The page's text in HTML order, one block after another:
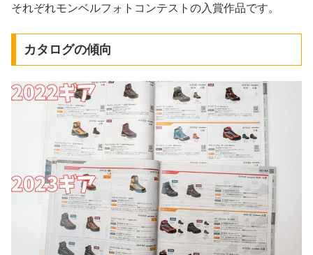
それぞれモンベルフォトコンテストの入賞作品です。
カタログの傾向